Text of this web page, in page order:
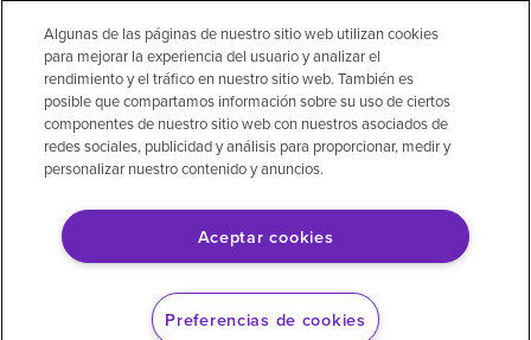
© 2026 Encompass Health Corporation
Preferencias de cookies
Aviso legal: Se tradujo con la ayuda de
inteligencia artificial (IA). La versión en inglés
es la versión oficial.
Algunas de las páginas de nuestro sitio web utilizan cookies
para mejorar la experiencia del usuario y analizar el
rendimiento y el tráfico en nuestro sitio web. También es
posible que compartamos información sobre su uso de ciertos
componentes de nuestro sitio web con nuestros asociados de
redes sociales, publicidad y análisis para proporcionar, medir y
personalizar nuestro contenido y anuncios.
Aceptar cookies
Preferencias de cookies